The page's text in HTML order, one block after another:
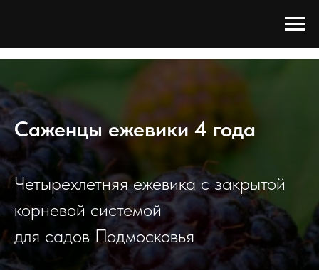
Ежевика 4 года
Саженцы ежевики 4 года
Четырехлетняя ежевика с закрытой
корневой системой
для садов Подмосковья